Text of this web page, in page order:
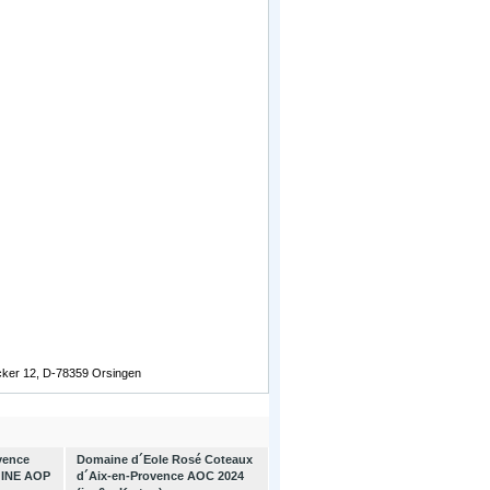
12, D-78359 Orsingen
AOP
Domaine d´Eole Rosé Coteaux
d´Aix-en-Provence AOC 2024